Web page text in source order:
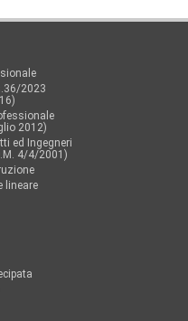
2023
2012)
ed Ingegneri
4/4/2001)
lineare